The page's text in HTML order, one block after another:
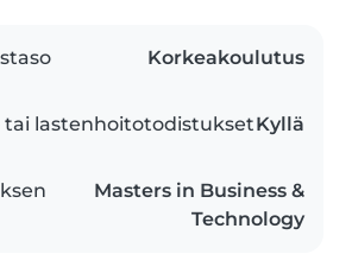
Korkeakoulutus
tai lastenhoitotodistuksetKyllä
Masters in Business &
Technology